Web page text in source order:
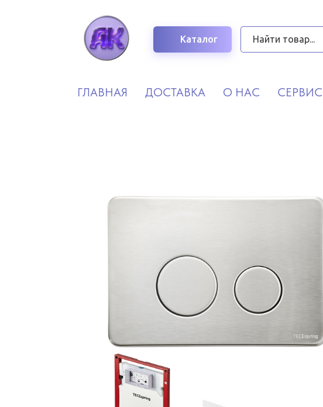
Каталог
ГЛАВНАЯ ДОСТАВКА О НАС СЕРВИС